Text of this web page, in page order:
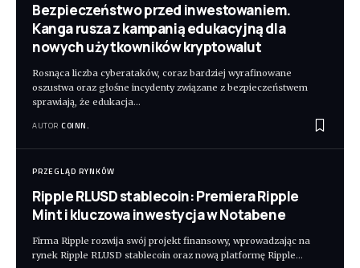
Bezpieczeństwo przed inwestowaniem.
Kanga rusza z kampanią edukacyjną dla
nowych użytkowników kryptowalut
Rosnąca liczba cyberataków, coraz bardziej wyrafinowane
oszustwa oraz głośne incydenty związane z bezpieczeństwem
sprawiają, że edukacja…
AUTOR COINN.
PRZEGLĄD RYNKÓW
Ripple RLUSD stablecoin: Premiera Ripple
Mint i kluczowa inwestycja w Notabene
Firma Ripple rozwija swój projekt finansowy, wprowadzając na
rynek Ripple RLUSD stablecoin oraz nową platformę Ripple…